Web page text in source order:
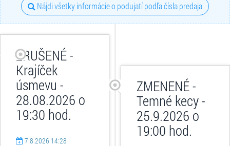
Nájdi všetky informácie o podujatí podľa čísla predaja
ZRUŠENÉ -
Krajíček
úsmevu -
28.08.2026 o
19:30 hod.
7.8.2026 14:28
ZMENENÉ -
Temné kecy -
25.9.2026 o
19:00 hod.